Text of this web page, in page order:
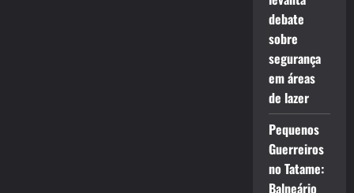
debate
sobre
segurança
em áreas
de lazer
Pequenos
Guerreiros
no Tatame:
Balneário